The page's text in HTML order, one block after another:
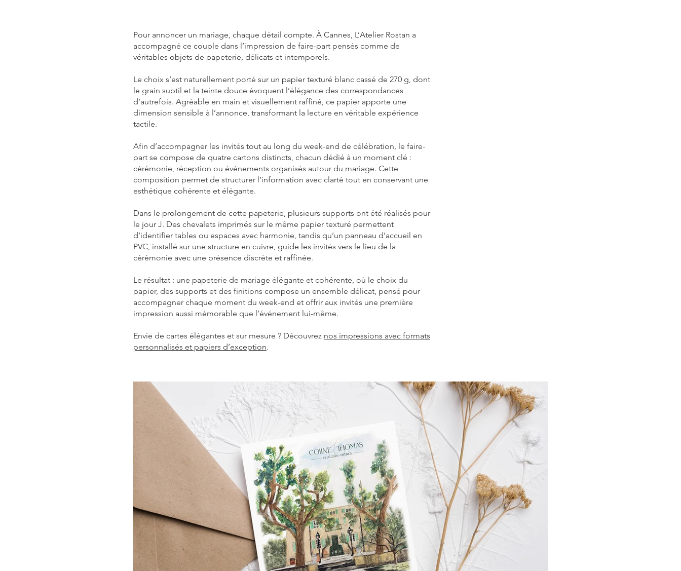
Pour annoncer un mariage, chaque détail compte. À Cannes, L’Atelier Rostan a
accompagné ce couple dans l’impression de faire-part pensés comme de
véritables objets de papeterie, délicats et intemporels.
Le choix s’est naturellement porté sur un papier texturé blanc cassé de 270 g, dont
le grain subtil et la teinte douce évoquent l’élégance des correspondances
d’autrefois. Agréable en main et visuellement raffiné, ce papier apporte une
dimension sensible à l’annonce, transformant la lecture en véritable expérience
tactile.
Afin d’accompagner les invités tout au long du week-end de célébration, le faire-
part se compose de quatre cartons distincts, chacun dédié à un moment clé :
cérémonie, réception ou événements organisés autour du mariage. Cette
composition permet de structurer l’information avec clarté tout en conservant une
esthétique cohérente et élégante.
Dans le prolongement de cette papeterie, plusieurs supports ont été réalisés pour
le jour J. Des chevalets imprimés sur le même papier texturé permettent
d’identifier tables ou espaces avec harmonie, tandis qu’un panneau d’accueil en
PVC, installé sur une structure en cuivre, guide les invités vers le lieu de la
cérémonie avec une présence discrète et raffinée.
Le résultat : une papeterie de mariage élégante et cohérente, où le choix du
papier, des supports et des finitions compose un ensemble délicat, pensé pour
accompagner chaque moment du week-end et offrir aux invités une première
impression aussi mémorable que l’événement lui-même.
Envie de cartes élégantes et sur mesure ? Découvrez nos impressions avec formats
personnalisés et papiers d’exception.